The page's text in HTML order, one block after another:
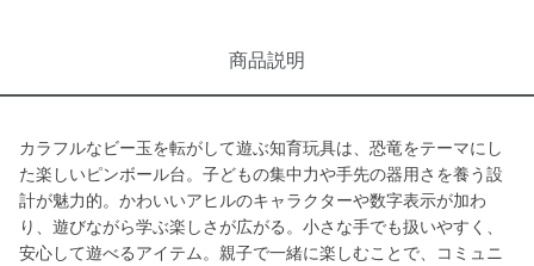
商品説明
カラフルなビー玉を転がして遊ぶ知育玩具は、恐竜をテーマにし
た楽しいピンボール台。子どもの集中力や手先の器用さを養う設
計が魅力的。かわいいアヒルのキャラクターや数字表示が加わ
り、遊びながら学ぶ楽しさが広がる。小さな手でも扱いやすく、
安心して遊べるアイテム。親子で一緒に楽しむことで、コミュニ